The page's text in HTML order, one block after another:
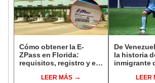
Cómo obtener la E-
ZPass en Florida:
requisitos, registro y en
LEER MÁS
De
la historia
inmigrante
de fútbolLEER